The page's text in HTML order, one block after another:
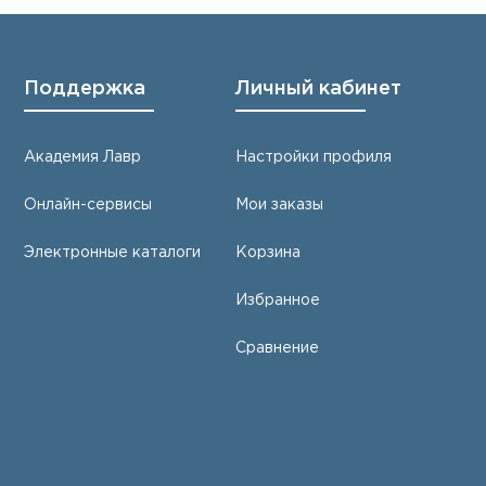
Поддержка
Академия Лавр
Онлайн-сервисы
Электронные каталоги
Личный кабинет
Настройки профиля
Мои заказы
Корзина
Избранное
Сравнение